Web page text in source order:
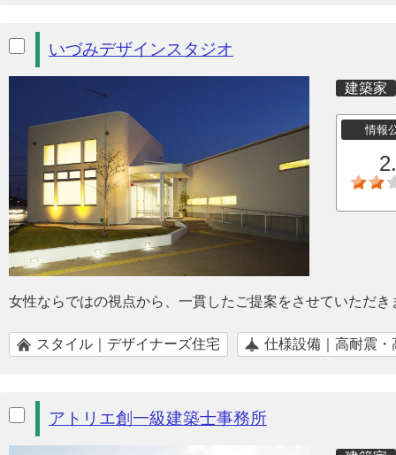
いづみデザインスタジオ
建築家
情報
女性ならではの視点から、一貫したご提案をさせていただき
スタイル｜デザイナーズ住宅 仕様設備｜高耐震・
アトリエ創一級建築士事務所